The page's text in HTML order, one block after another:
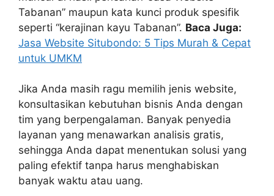
Tabanan” maupun kata kunci produk spesifik
seperti “kerajinan kayu Tabanan”. Baca Juga:
Jasa Website Situbondo: 5 Tips Murah & Cepat
untuk UMKM
Jika Anda masih ragu memilih jenis website,
konsultasikan kebutuhan bisnis Anda dengan
tim yang berpengalaman. Banyak penyedia
layanan yang menawarkan analisis gratis,
sehingga Anda dapat menentukan solusi yang
paling efektif tanpa harus menghabiskan
banyak waktu atau uang.